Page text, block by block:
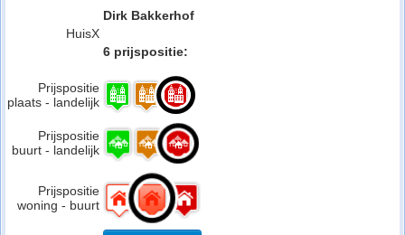
HuisX
Dirk Bakkerhof
6 prijspositie:
Prijspositie
plaats - landelijk
Prijspositie
buurt - landelijk
Prijspositie
woning - buurt